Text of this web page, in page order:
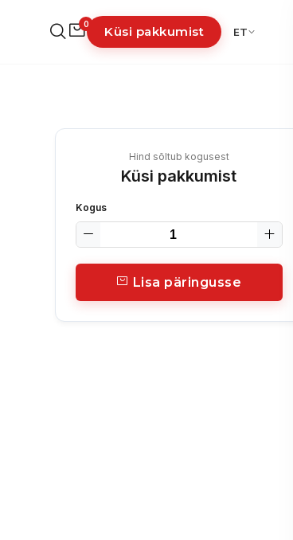
0
Küsi pakkumist ET
Hind sõltub kogusest
Küsi pakkumist
Kogus
Lisa päringusse